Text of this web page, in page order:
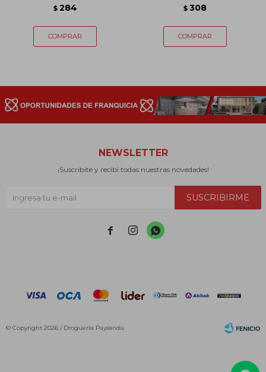
$ 284 $ 308
NEWSLETTER
¡Suscribite y recibí todas nuestras novedades!
SUSCRIBIRME
  
© Copyright 2026 / Droguería Paysandú